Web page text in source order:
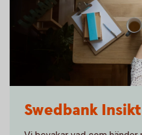
Swedbank Insikt